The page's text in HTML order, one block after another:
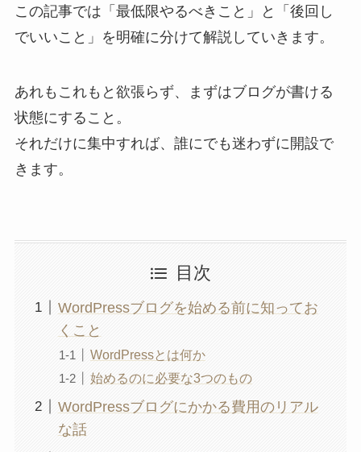
この記事では「最低限やるべきこと」と「後回し
でいいこと」を明確に分けて解説していきます。
あれもこれもと欲張らず、まずはブログが書ける
状態にすること。
それだけに集中すれば、誰にでも迷わずに開設で
きます。
目次
WordPressブログを始める前に知ってお
くこと
WordPressとは何か
始めるのに必要な3つのもの
WordPressブログにかかる費用のリアル
な話